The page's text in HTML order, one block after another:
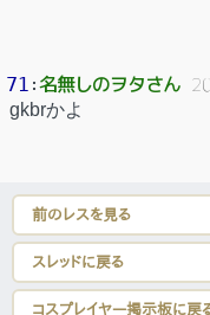
71 ：名無しのヲタさん
gkbrかよ
前のレスを見る
スレッドに戻る
コスプレイヤー掲示板に戻